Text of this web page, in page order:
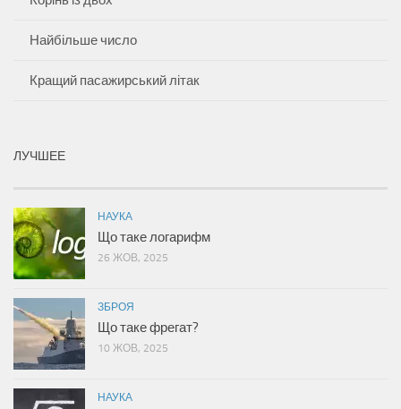
Найбільше число
Кращий пасажирський літак
ЛУЧШЕЕ
НАУКА
Що таке логарифм
26 ЖОВ, 2025
ЗБРОЯ
Що таке фрегат?
10 ЖОВ, 2025
НАУКА